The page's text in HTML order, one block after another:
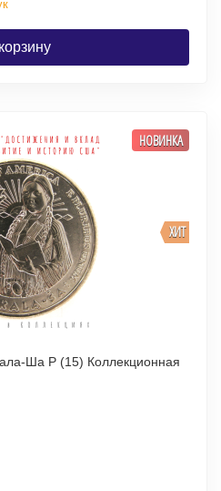
ХИТ
НОВИНКА
Ша P (15) Коллекционная